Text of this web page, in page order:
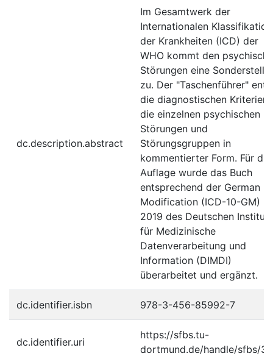
dc.description.abstract
Im Gesamtwerk der
Internationalen Klassifikation
der Krankheiten (ICD) der
WHO kommt den
Störungen eine
zu. Der "Taschenführer"
die diagnostischen Kriterien
die einzelnen psychischen
Störungen und
Störungsgruppen in
kommentierter Form. Für
Auflage wurde das Buch
entsprechend der German
Modification (ICD-10-GM)
2019 des Deutschen Instituts
für Medizinische
Datenverarbeitung und
Information (DIMDI)
überarbeitet und ergänzt.
dc.identifier.isbn 978-3-456-85992-7
dc.identifier.uri
https://sfbs.tu-
dortmund.de/handle/sfbs/